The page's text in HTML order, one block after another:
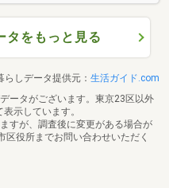
タをもっと見る
らしデータ提供元： 生活ガイド.com
ータがございます。東京23区以外
示しています。
すが、調査後に変更がある場合が
区役所までお問い合わせいただく